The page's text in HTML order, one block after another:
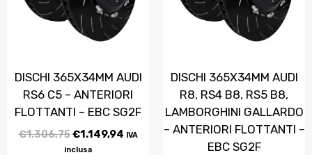
DISCHI 365X34MM AUDI
RS6 C5 – ANTERIORI
FLOTTANTI – EBC SG2F
€1.306,75€1.149,94 IVA
inclusa
DISCHI 365X34MM AUDI
R8, RS4 B8, RS5 B8,
LAMBORGHINI GALLARDO
– ANTERIORI FLOTTANTI –
EBC SG2F